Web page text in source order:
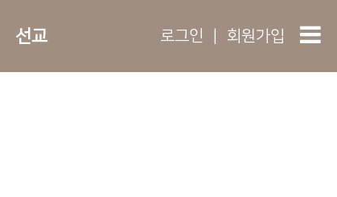
선교 로그인 회원가입